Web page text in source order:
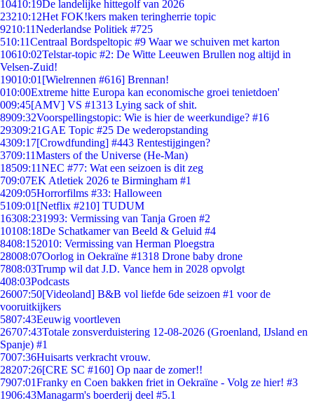
10410:19De landelijke hittegolf van 2026
23210:12Het FOK!kers maken teringherrie topic
9210:11Nederlandse Politiek #725
510:11Centraal Bordspeltopic #9 Waar we schuiven met karton
10610:02Telstar-topic #2: De Witte Leeuwen Brullen nog altijd in
Velsen-Zuid!
19010:01 [Wielrennen #616] Brennan!
010:00Extreme hitte Europa kan economische groei tenietdoen'
009:45[AMV] VS #1313 Lying sack of shit.
8909:32Voorspellingstopic: Wie is hier de weerkundige? #16
29309:21GAE Topic #25 De wederopstanding
4309:17[Crowdfunding] #443 Rentestijgingen?
3709:11Masters of the Universe (He-Man)
18509:11NEC #77: Wat een seizoen is dit zeg
709:07EK Atletiek 2026 te Birmingham #1
4209:05Horrorfilms #33: Halloween
5109:01 [Netflix #210] TUDUM
16308:231993: Vermissing van Tanja Groen #2
10108:18De Schatkamer van Beeld & Geluid #4
8408:152010: Vermissing van Herman Ploegstra
28008:07Oorlog in Oekraïne #1318 Drone baby drone
7808:03Trump wil dat J.D. Vance hem in 2028 opvolgt
408:03Podcasts
26007:50[Videoland] B&B vol liefde 6de seizoen #1 voor de
vooruitkijkers
5807:43Eeuwig voortleven
26707:43Totale zonsverduistering 12-08-2026 (Groenland, IJsland en
Spanje) #1
7007:36Huisarts verkracht vrouw.
28207:26[CRE SC #160] Op naar de zomer!!
7907:01Franky en Coen bakken friet in Oekraïne - Volg ze hier! #3
1906:43Managarm's boerderij deel #5.1